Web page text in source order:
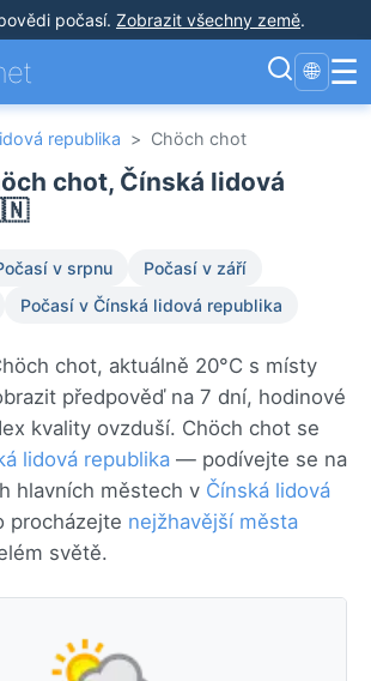
počasí. Zobrazit všechny země.
🌐 ☰
republika > Chöch chot
chot, Čínská lidová
v srpnu
Počasí v září
Počasí v Čínská lidová republika
chot, aktuálně 20°C s místy
předpověď na 7 dní, hodinové
kvality ovzduší. Chöch chot se
lidová republika — podívejte se na
hlavních městech v Čínská lidová
procházejte nejžhavější města
světě.